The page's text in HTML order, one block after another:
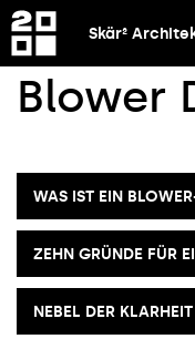
Skär²
Blower
WAS IST EIN
ZEHN GRÜNDE FÜR
NEBEL DER